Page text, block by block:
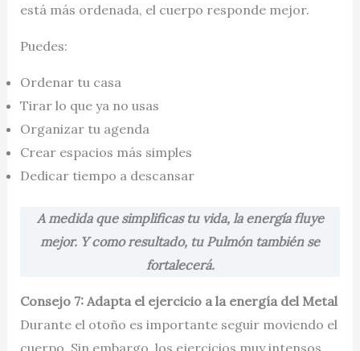
está más ordenada, el cuerpo responde mejor.
Puedes:
Ordenar tu casa
Tirar lo que ya no usas
Organizar tu agenda
Crear espacios más simples
Dedicar tiempo a descansar
A medida que simplificas tu vida, la energía fluye
mejor. Y como resultado, tu Pulmón también se
fortalecerá.
Consejo 7: Adapta el ejercicio a la energía del Metal
Durante el otoño es importante seguir moviendo el
cuerpo. Sin embargo, los ejercicios muy intensos